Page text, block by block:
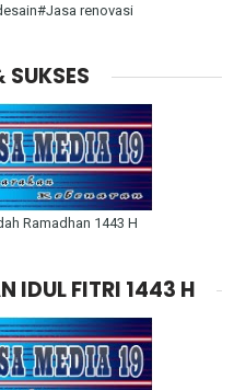
renovasi
SUKSES
Ramadhan 1443 H
IDUL FITRI 1443 H